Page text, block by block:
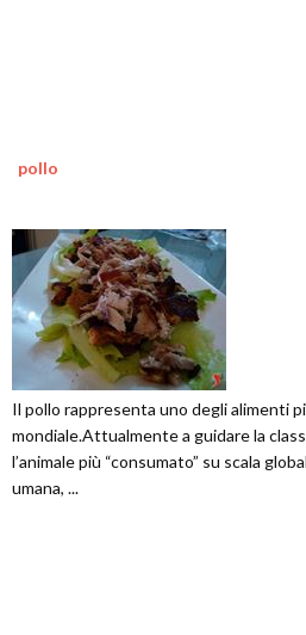
pollo
Il pollo rappresenta uno degli alimenti
mondiale.Attualmente a guidare la
l’animale più “consumato” su scala
umana, ...